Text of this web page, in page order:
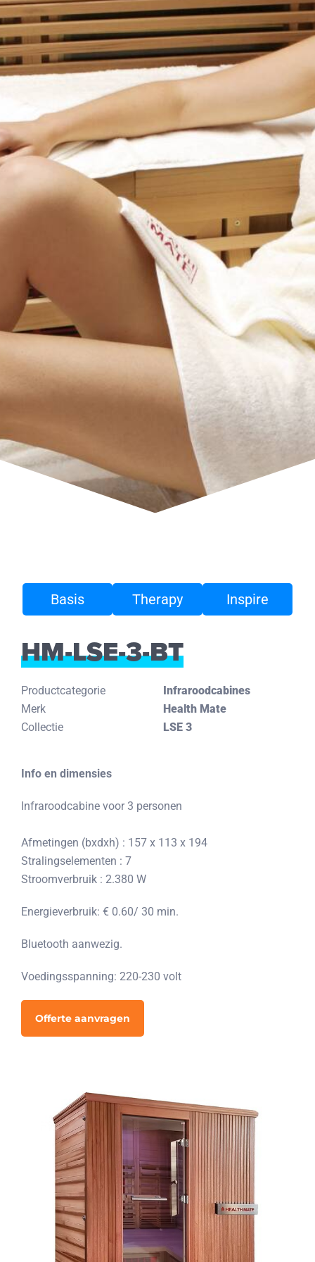
Promoties
Webshop
Brochure
Vraag offerte
Basis Therapy Inspire
HM-LSE-3-BT
Productcategorie
Merk
Collectie
Infraroodcabines
Health Mate
LSE 3
Info en dimensies
Infraroodcabine voor 3 personen
Afmetingen (bxdxh) : 157 x 113 x 194
Stralingselementen : 7
Stroomverbruik : 2.380 W
Energieverbruik: € 0.60/ 30 min.
Bluetooth aanwezig.
Voedingsspanning: 220-230 volt
Offerte aanvragen